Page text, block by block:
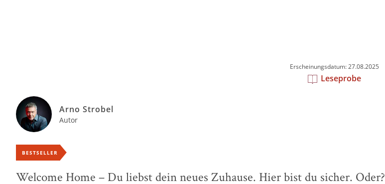
Erscheinungsdatum: 27.08.2025
Leseprobe
Arno Strobel
Autor
BESTSELLER
Welcome Home – Du liebst dein neues Zuhause. Hier bist du sicher. Oder?